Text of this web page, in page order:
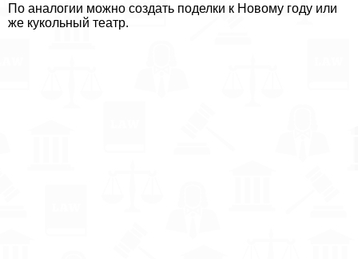
По аналогии можно создать поделки к Новому году или
же кукольный театр.